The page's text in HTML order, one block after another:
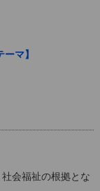
マ】
会福祉の根拠とな